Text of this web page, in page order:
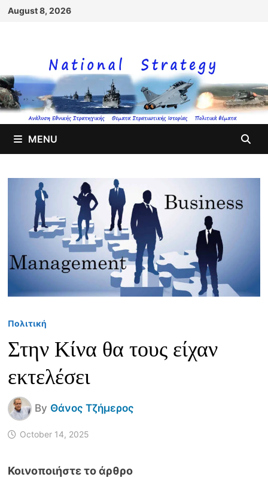
Skip
August 8, 2026
MENU
Πολιτική
Στην Κίνα θα τους είχαν
εκτελέσει
By Θάνος Τζήμερος
October 14, 2025